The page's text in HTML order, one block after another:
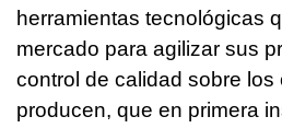
herramientas tecnológicas
mercado para agilizar sus
control de calidad sobre los
producen, que en primera